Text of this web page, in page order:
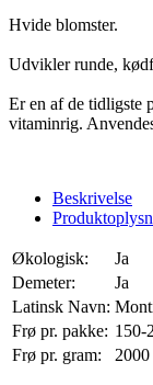
Hvide blomster.
Udvikler runde,
Er en af de tidligste
vitaminrig.
Beskrivelse
Økologisk:
Ja
Demeter:
Ja
Latinsk Navn:
Frø pr. pakke: 150-
Frø pr. gram:
2000